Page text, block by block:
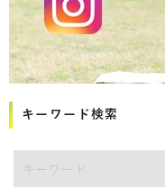
キーワード検索